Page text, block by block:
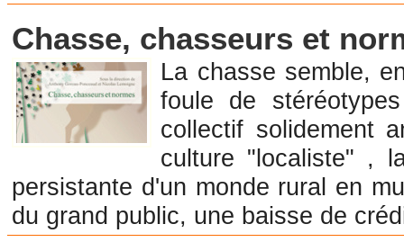
Chasse, chasseurs et
La chasse semble,
foule de
collectif solidement
culture "localiste" ,
persistante d'un monde rural en
du grand public, une baisse de